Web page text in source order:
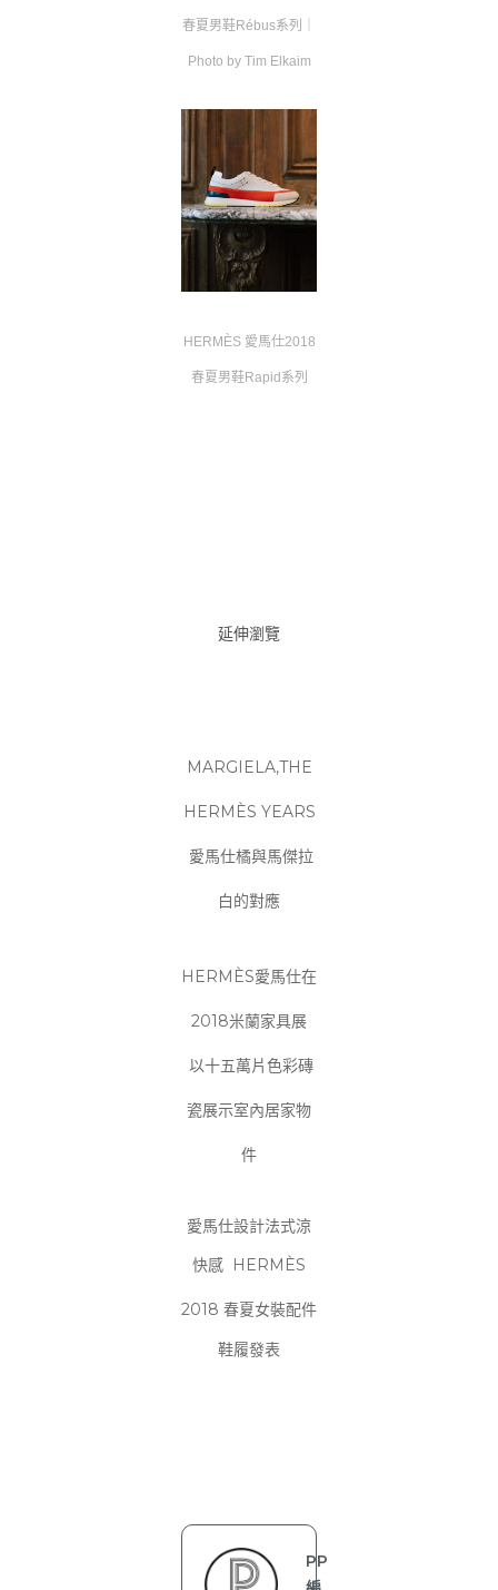
春夏男鞋Rébus系列｜
Photo by Tim Elkaim
HERMÈS 愛馬仕2018
春夏男鞋Rapid系列
延伸瀏覽
MARGIELA,THE
HERMÈS YEARS
愛馬仕橘與馬傑拉
白的對應
HERMÈS愛馬仕在
2018米蘭家具展
以十五萬片色彩磚
瓷展示室內居家物
件
愛馬仕設計法式涼
快感 HERMÈS
2018 春夏女裝配件
鞋履發表
PP